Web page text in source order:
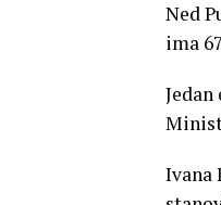
Ned
ima
Ivana